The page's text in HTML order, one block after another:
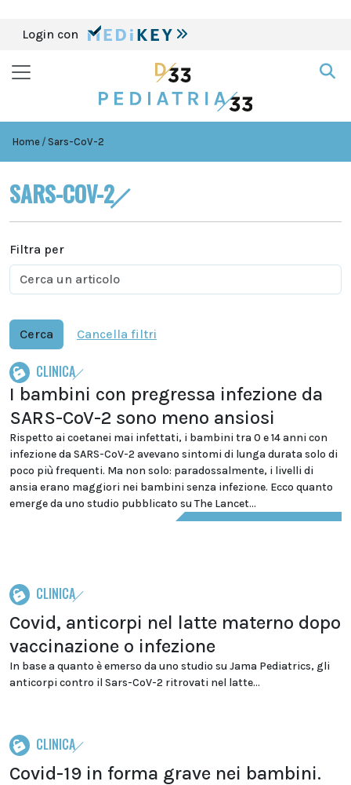
Login con
Home Sars-CoV-2
SARS-COV-2
Filtra per
Cerca Cancella filtri
CLINICA
I bambini con pregressa infezione da
SARS-CoV-2 sono meno ansiosi
Rispetto ai coetanei mai infettati, i bambini tra 0 e 14 anni con
infezione da SARS-CoV-2 avevano sintomi di lunga durata solo di
poco più frequenti. Ma non solo: paradossalmente, i livelli di
ansia erano maggiori nei bambini senza infezione. Ecco quanto
emerge da uno studio pubblicato su The Lancet...
CLINICA
Covid, anticorpi nel latte materno dopo
vaccinazione o infezione
In base a quanto è emerso da uno studio su Jama Pediatrics, gli
anticorpi contro il Sars-CoV-2 ritrovati nel latte...
CLINICA
Covid-19 in forma grave nei bambini.